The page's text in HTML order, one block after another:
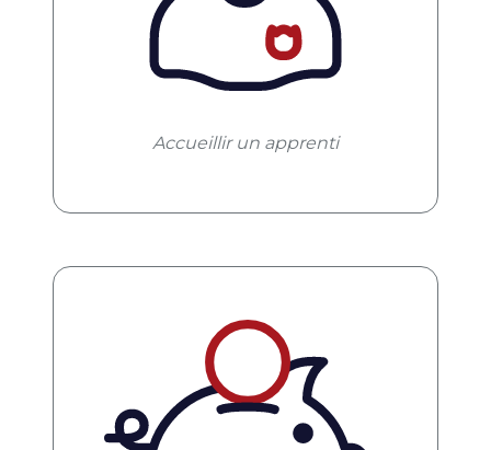
Accueillir un apprenti